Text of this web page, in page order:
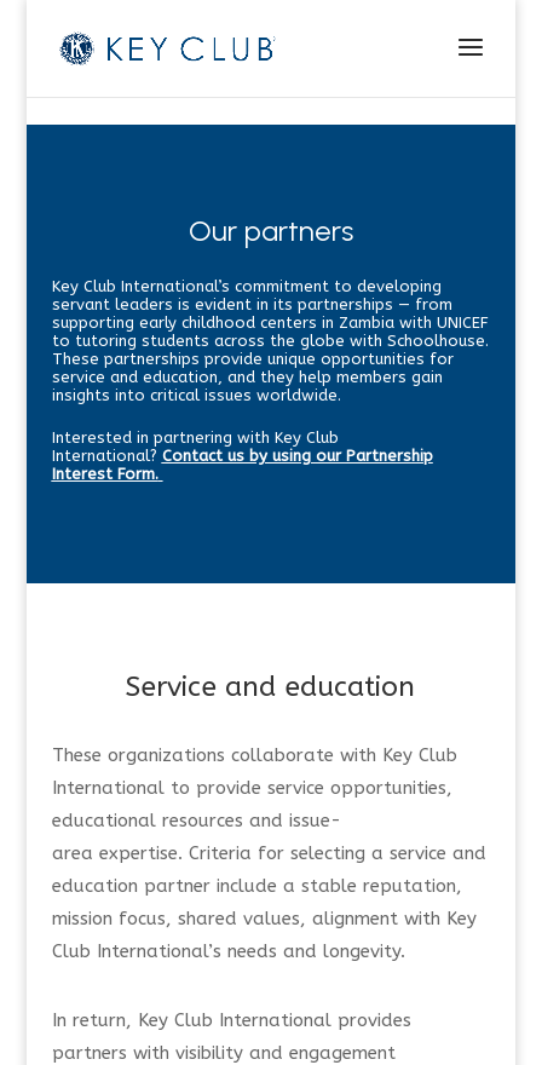
Our partners
Key Club International’s commitment to developing
servant leaders is evident in its partnerships — from
supporting early childhood centers in Zambia with UNICEF
to tutoring students across the globe with Schoolhouse.
These partnerships provide unique opportunities for
service and education, and they help members gain
insights into critical issues worldwide.
Interested in partnering with Key Club
International? Contact us by using our Partnership
Interest Form.
Service and education
These organizations collaborate with Key Club
International to provide service opportunities,
educational resources and issue-
area expertise. Criteria for selecting a service and
education partner include a stable reputation,
mission focus, shared values, alignment with Key
Club International’s needs and longevity.
In return, Key Club International provides
partners with visibility and engagement